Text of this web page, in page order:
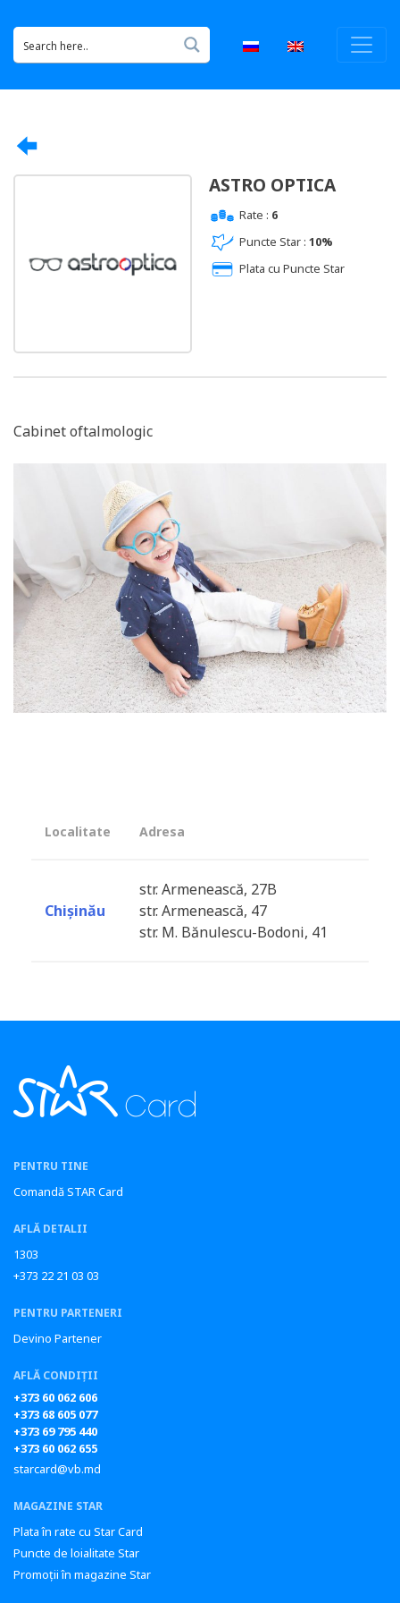
ASTRO OPTICA
Rate : 6
Puncte Star : 10%
Plata cu Puncte Star
Cabinet oftalmologic
Localitate Adresa
Chișinău
str. Armenească, 27B
str. Armenească, 47
str. M. Bănulescu-Bodoni, 41
PENTRU TINE
Comandă STAR Card
AFLĂ DETALII
1303
+373 22 21 03 03
PENTRU PARTENERI
Devino Partener
AFLĂ CONDIȚII
+373 60 062 606
+373 68 605 077
+373 69 795 440
+373 60 062 655
starcard@vb.md
MAGAZINE STAR
Plata în rate cu Star Card
Puncte de loialitate Star
Promoții în magazine Star